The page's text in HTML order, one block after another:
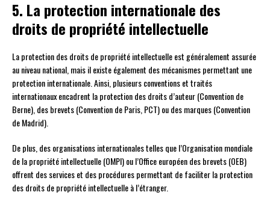
5. La protection internationale des
droits de propriété intellectuelle
La protection des droits de propriété intellectuelle est généralement assurée
au niveau national, mais il existe également des mécanismes permettant une
protection internationale. Ainsi, plusieurs conventions et traités
internationaux encadrent la protection des droits d’auteur (Convention de
Berne), des brevets (Convention de Paris, PCT) ou des marques (Convention
de Madrid).
De plus, des organisations internationales telles que l’Organisation mondiale
de la propriété intellectuelle (OMPI) ou l’Office européen des brevets (OEB)
offrent des services et des procédures permettant de faciliter la protection
des droits de propriété intellectuelle à l’étranger.